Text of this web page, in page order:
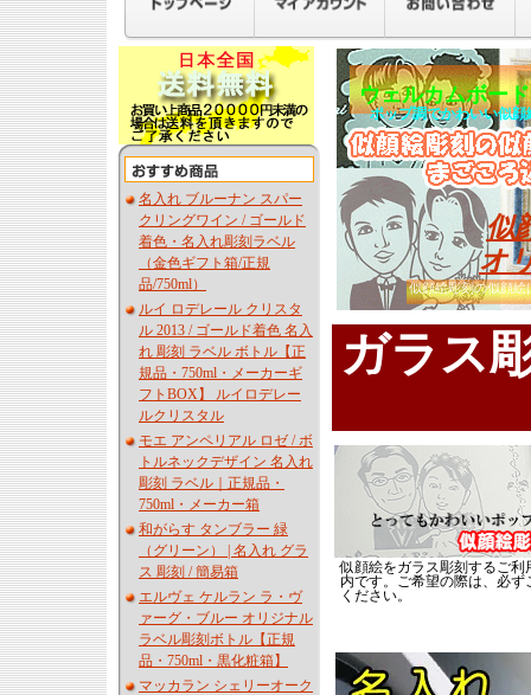
名入れ ブルーナン スパー
クリングワイン / ゴールド
着色・名入れ彫刻ラベル
（金色ギフト箱/正規
品/750ml）
ルイ ロデレール クリスタ
ル 2013 / ゴールド着色 名入
れ 彫刻 ラベル ボトル【正
規品・750ml・メーカーギ
フトBOX】 ルイロデレー
ルクリスタル
モエ アンペリアル ロゼ / ボ
トルネックデザイン 名入れ
彫刻 ラベル｜正規品・
750ml・メーカー箱
和がらす タンブラー 緑
（グリーン） | 名入れ グラ
ス 彫刻 / 簡易箱
エルヴェ ケルラン ラ・ヴ
ァーグ・ブルー オリジナル
ラベル彫刻ボトル【正規
品・750ml・黒化粧箱】
マッカラン シェリーオーク
ウェルカムボー
ポップ調でかわいい似
似
オ
似顔絵彫刻の似顔絵
ガラス
似顔絵をガラス彫刻するご利
内です。ご希望の際は、必ず
ください。